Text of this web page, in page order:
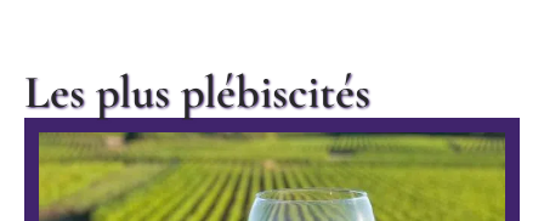
Les plus plébiscités